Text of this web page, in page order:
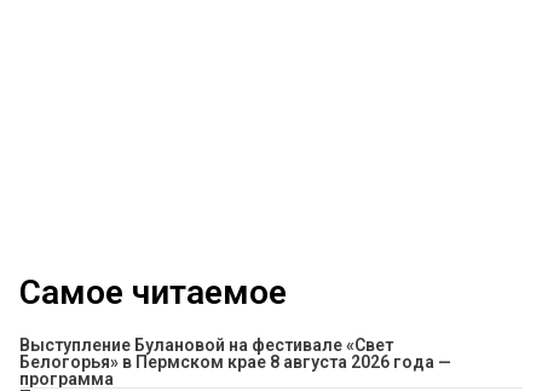
Самое читаемое
Выступление Булановой на фестивале «Свет
Белогорья» в Пермском крае 8 августа 2026 года —
программа